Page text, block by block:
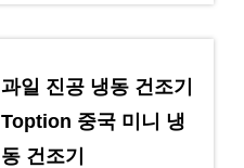
과일 진공 냉동 건조기
Toption 중국 미니 냉
동 건조기